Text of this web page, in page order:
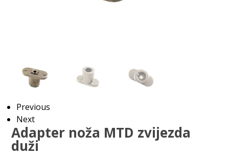
Previous
Next
Adapter noža MTD zvijezda
duži